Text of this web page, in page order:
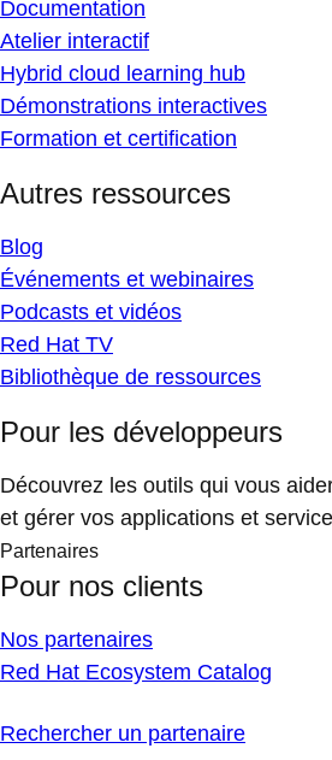
Documentation
Atelier interactif
Hybrid cloud learning hub
Démonstrations interactives
Formation et certification
Autres ressources
Blog
Événements et webinaires
Podcasts et vidéos
Red Hat TV
Bibliothèque de ressources
Pour les développeurs
Découvrez les outils qui vous
et gérer vos applications et
Partenaires
Pour nos clients
Nos partenaires
Red Hat Ecosystem Catalog
Rechercher un partenaire